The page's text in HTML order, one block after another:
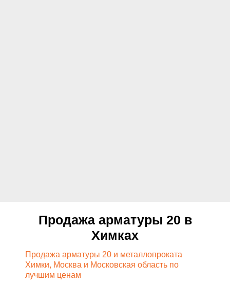
Продажа арматуры 20 в
Химках
Продажа арматуры 20 и металлопроката
Химки, Москва и Московская область по
лучшим ценам